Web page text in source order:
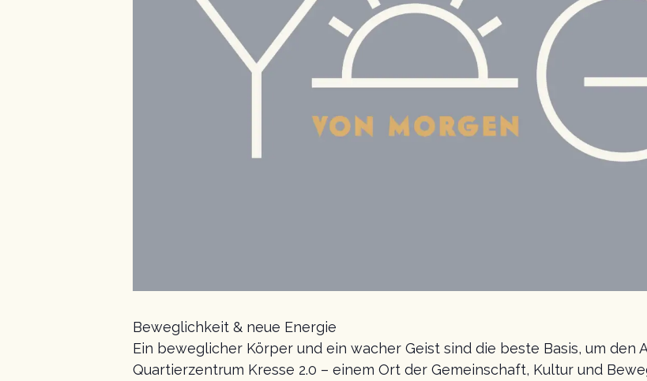
Beweglichkeit & neue Energie
Ein beweglicher Körper und ein wacher Geist sind die beste Basis, um den
Quartierzentrum Kresse 2.0 – einem Ort der Gemeinschaft, Kultur und